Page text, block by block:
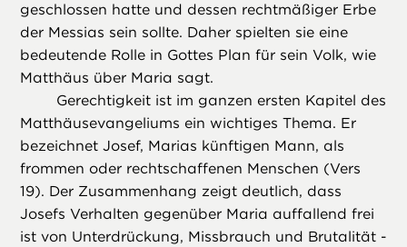
geschlossen hatte und dessen rechtmäßiger Erbe
der Messias sein sollte. Daher spielten sie eine
bedeutende Rolle in Gottes Plan für sein Volk, wie
Matthäus über Maria sagt.
Gerechtigkeit ist im ganzen ersten Kapitel des
Matthäusevangeliums ein wichtiges Thema. Er
bezeichnet Josef, Marias künftigen Mann, als
frommen oder rechtschaffenen Menschen (Vers
19). Der Zusammenhang zeigt deutlich, dass
Josefs Verhalten gegenüber Maria auffallend frei
ist von Unterdrückung, Missbrauch und Brutalität -